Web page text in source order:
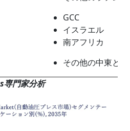
GCC
イスラエル
南アフリカ
その他の中東と
専門家分析